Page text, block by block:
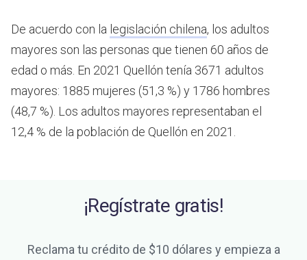
De acuerdo con la legislación chilena, los adultos
mayores son las personas que tienen 60 años de
edad o más. En 2021 Quellón tenía 3671 adultos
mayores: 1885 mujeres (51,3 %) y 1786 hombres
(48,7 %). Los adultos mayores representaban el
12,4 % de la población de Quellón en 2021.
¡Regístrate gratis!
Reclama tu crédito de $10 dólares y empieza a